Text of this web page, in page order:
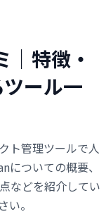
特徴・
ール一
ト管理ツールで人
についての概要、
などを紹介してい
。